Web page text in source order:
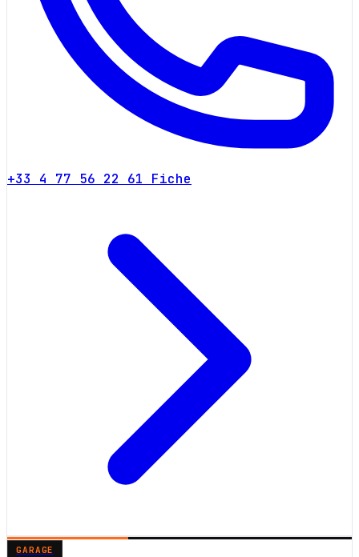
+33 4 77 56 22 61 Fiche
GARAGE